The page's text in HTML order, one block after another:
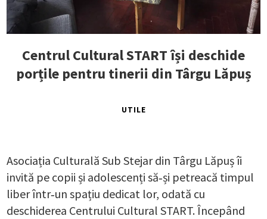
Centrul Cultural START își deschide
porțile pentru tinerii din Târgu Lăpuș
UTILE
Asociația Culturală Sub Stejar din Târgu Lăpuș îi
invită pe copii și adolescenți să‑și petreacă timpul
liber într‑un spațiu dedicat lor, odată cu
deschiderea Centrului Cultural START. Începând